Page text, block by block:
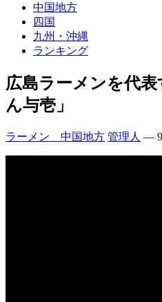
中国地方
四国
九州・沖縄
ランキング
広島ラーメンを代
ん与壱」
ラーメン 中国地方 管理人 —